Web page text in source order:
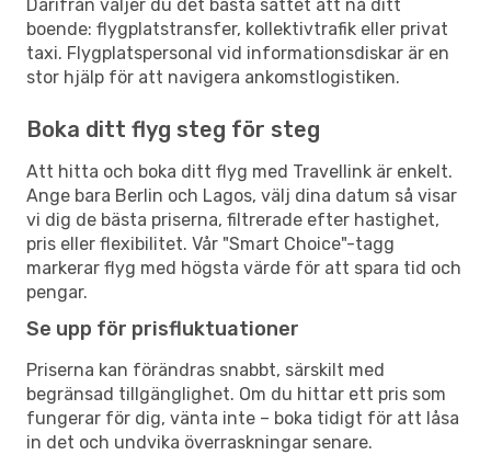
Därifrån väljer du det bästa sättet att nå ditt
boende: flygplatstransfer, kollektivtrafik eller privat
taxi. Flygplatspersonal vid informationsdiskar är en
stor hjälp för att navigera ankomstlogistiken.
Boka ditt flyg steg för steg
Att hitta och boka ditt flyg med Travellink är enkelt.
Ange bara Berlin och Lagos, välj dina datum så visar
vi dig de bästa priserna, filtrerade efter hastighet,
pris eller flexibilitet. Vår "Smart Choice"-tagg
markerar flyg med högsta värde för att spara tid och
pengar.
Se upp för prisfluktuationer
Priserna kan förändras snabbt, särskilt med
begränsad tillgänglighet. Om du hittar ett pris som
fungerar för dig, vänta inte – boka tidigt för att låsa
in det och undvika överraskningar senare.